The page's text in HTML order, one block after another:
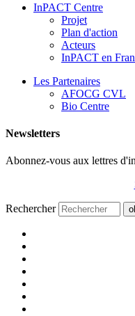
InPACT Centre
Projet
Plan d'action
Acteurs
InPACT en
Les Partenaires
AFOCG CVL
Bio Centre
Newsletters
Abonnez-vous aux lettres
Rechercher